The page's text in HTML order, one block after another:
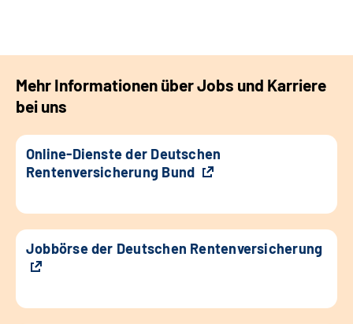
Mehr Informationen über Jobs und Karriere
bei uns
Online-Dienste der Deutschen
Rentenversicherung Bund
Jobbörse der Deutschen Rentenversicherung